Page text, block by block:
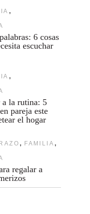
,
6 cosas
escuchar
,
a la rutina: 5
pareja este
el hogar
, FAMILIA ,
regalar a